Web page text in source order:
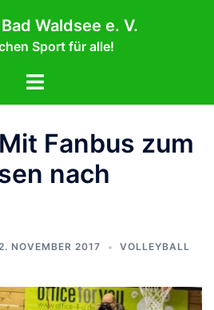
Waldsee e. V.
Sport für alle!
Menü
Fanbus zum
nach
NOVEMBER 2017 VOLLEYBALL